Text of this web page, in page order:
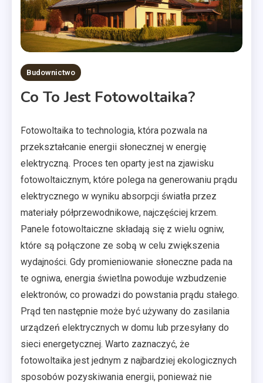
Budownictwo
Co To Jest Fotowoltaika?
Fotowoltaika to technologia, która pozwala na
przekształcanie energii słonecznej w energię
elektryczną. Proces ten oparty jest na zjawisku
fotowoltaicznym, które polega na generowaniu prądu
elektrycznego w wyniku absorpcji światła przez
materiały półprzewodnikowe, najczęściej krzem.
Panele fotowoltaiczne składają się z wielu ogniw,
które są połączone ze sobą w celu zwiększenia
wydajności. Gdy promieniowanie słoneczne pada na
te ogniwa, energia świetlna powoduje wzbudzenie
elektronów, co prowadzi do powstania prądu stałego.
Prąd ten następnie może być używany do zasilania
urządzeń elektrycznych w domu lub przesyłany do
sieci energetycznej. Warto zaznaczyć, że
fotowoltaika jest jednym z najbardziej ekologicznych
sposobów pozyskiwania energii, ponieważ nie